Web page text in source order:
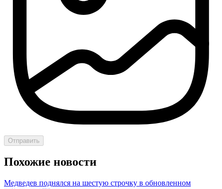
Отправить
Похожие новости
Медведев поднялся на шестую строчку в обновленном